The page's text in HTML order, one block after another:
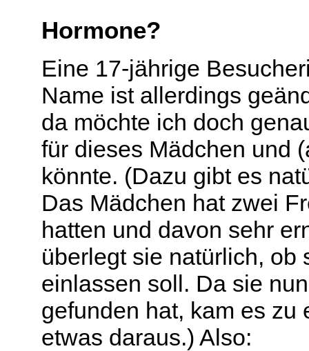
Hormone?
Eine 17-jährige
Name ist allerdings
da möchte ich doch
für dieses Mädchen und
könnte. (Dazu gibt es
Das Mädchen hat zwei
hatten und davon sehr
überlegt sie natürlich, ob
einlassen soll. Da sie
gefunden hat, kam es
etwas daraus.) Also: